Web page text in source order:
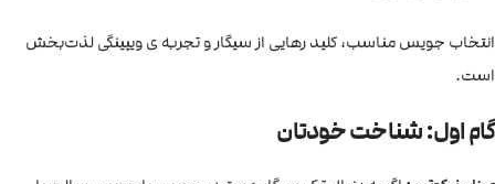
انتخاب جویس مناسب، کلید رهایی از سیگار و تجربه ی ویپینگی لذت‌بخش
است.
گام اول: شناخت خودتان